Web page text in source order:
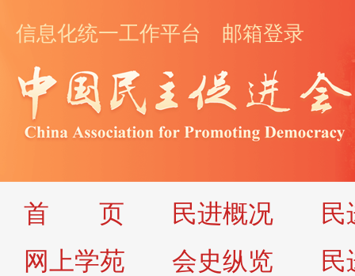
信息化统一工作平台 邮箱登录
首 页 民进概况
民
网上学苑
会史纵览 民